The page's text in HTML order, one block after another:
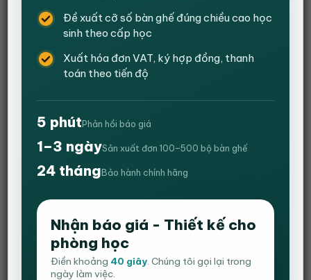
Ghế Gaming EXREME ZERO V2 – Chân
3,200,000₫
Giá
gốc
2,450,000
hiện
+ Ghế có thể ngả được 180 độ, tay ghế rời nâng hạ.
Đề xuất cỡ số bàn ghế đúng chiều cao học
sinh theo cấp học
Xuất hóa đơn VAT, ký hợp đồng, thanh
toán theo tiến độ
5 phútPhản hồi báo giá
1–3 ngàySản xuất đơn 100–500 bộ bàn ghế
24 thángBảo hành chính hãng
Nhận báo giá - Thiết kế cho
phòng học
Điền khoảng 40 giây. Chúng tôi gọi lại trong
ngày làm việc.